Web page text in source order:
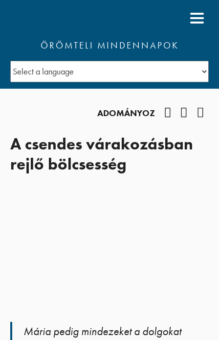
ÖRÖMTELI MINDENNAPOK
ADOMÁNYOZ
A csendes várakozásban
rejlő bölcsesség
Mária pedig mindezeket a dolgokat